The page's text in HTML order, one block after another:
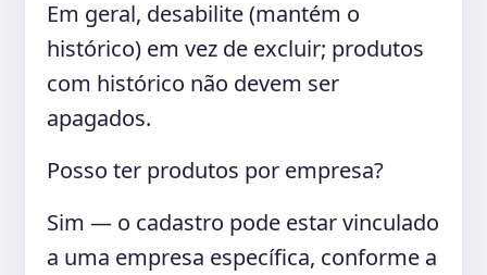
Em geral, desabilite (mantém o
histórico) em vez de excluir; produtos
com histórico não devem ser
apagados.
Posso ter produtos por empresa?
Sim — o cadastro pode estar vinculado
a uma empresa específica, conforme a